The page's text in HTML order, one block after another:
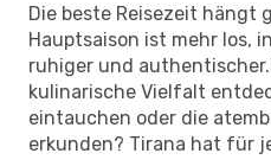
Die beste Reisezeit hängt
Hauptsaison ist mehr los,
ruhiger und
kulinarische Vielfalt
eintauchen oder die
erkunden? Tirana hat für